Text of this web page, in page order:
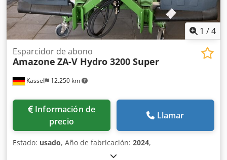
1 /4
Kassel 12.250 km
Esparcidor de abono
Amazone ZA-V Hydro 3200 Super
Información de
precio
Llamar
Estado: usado, Año de fabricación: 2024,